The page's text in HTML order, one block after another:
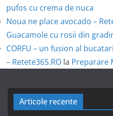
pufos cu crema de nuca
Noua ne place avocado –
Guacamole cu rosii din
CORFU – un fusion al
– Retete365.RO la Preparare
Articole recente